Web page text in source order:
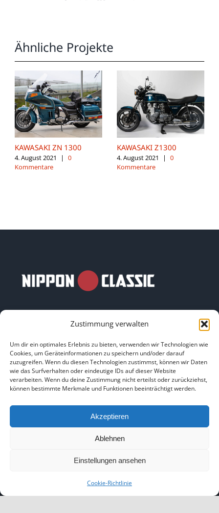
Zustimmung verwalten
Um dir ein optimales Erlebnis zu bieten, verwenden wir Technologien wie
Cookies, um Geräteinformationen zu speichern und/oder darauf
zuzugreifen. Wenn du diesen Technologien zustimmst, können wir Daten
wie das Surfverhalten oder eindeutige IDs auf dieser Website
verarbeiten. Wenn du deine Zustimmung nicht erteilst oder zurückziehst,
können bestimmte Merkmale und Funktionen beeinträchtigt werden.
Akzeptieren
Ablehnen
Einstellungen ansehen
Cookie-Richtlinie
Ähnliche Projekte
KAWASAKI ZN 1300
4. August 2021 |
0
Kommentare
KAWASAKI Z1300
4. August 2021 |
0
Kommentare
LINKS
HOME|ÜBER UNS|IMPRESSUM|DATENSCHUTZ|
Copyright 2025
FacebookInstagram